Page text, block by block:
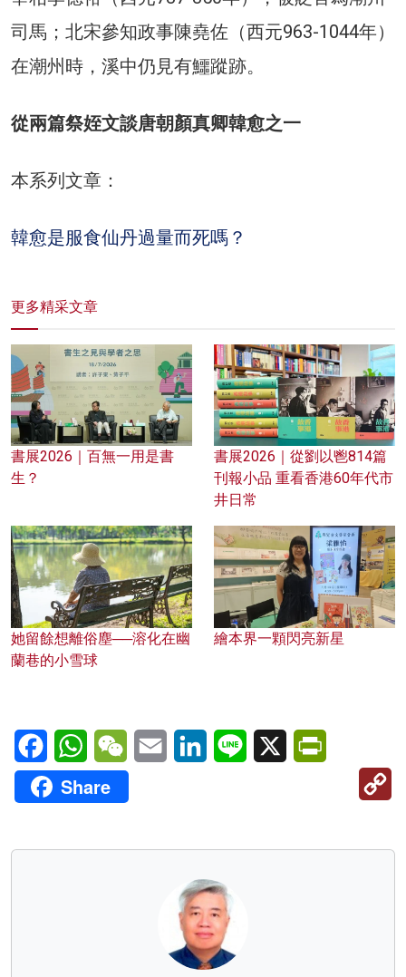
司馬；北宋參知政事陳堯佐（西元963-1044年）
在潮州時，溪中仍見有鱷蹤跡。
從兩篇祭姪文談唐朝顏真卿韓愈之一
本系列文章：
韓愈是服食仙丹過量而死嗎？
更多精采文章
書展2026｜百無一用是書
生？
書展2026｜從劉以鬯814篇
刊報小品 重看香港60年代市
井日常
她留餘想離俗塵──溶化在幽
蘭巷的小雪球
繪本界一顆閃亮新星
FacebookWhatsAppWeChatEmail LinkedInLine X
Share